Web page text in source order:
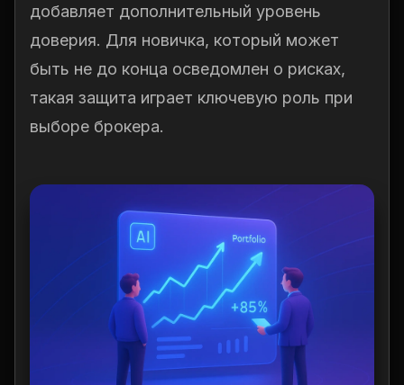
добавляет дополнительный уровень
доверия. Для новичка, который может
быть не до конца осведомлен о рисках,
такая защита играет ключевую роль при
выборе брокера.